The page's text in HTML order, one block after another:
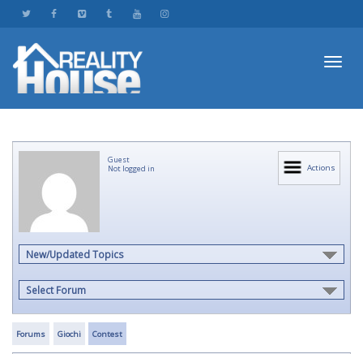
Actions
Guest
Not logged in
New/Updated Topics
Select Forum
Forums Giochi Contest